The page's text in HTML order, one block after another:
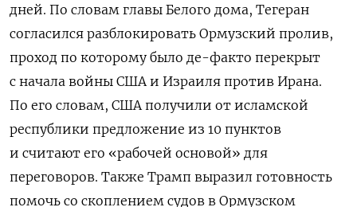
дней. По словам главы Белого дома, Тегеран
согласился разблокировать Ормузский пролив,
проход по которому было де-факто перекрыт
с начала войны США и Израиля против Ирана.
По его словам, США получили от исламской
республики предложение из 10 пунктов
и считают его «рабочей основой» для
переговоров. Также Трамп выразил готовность
помочь со скоплением судов в Ормузском